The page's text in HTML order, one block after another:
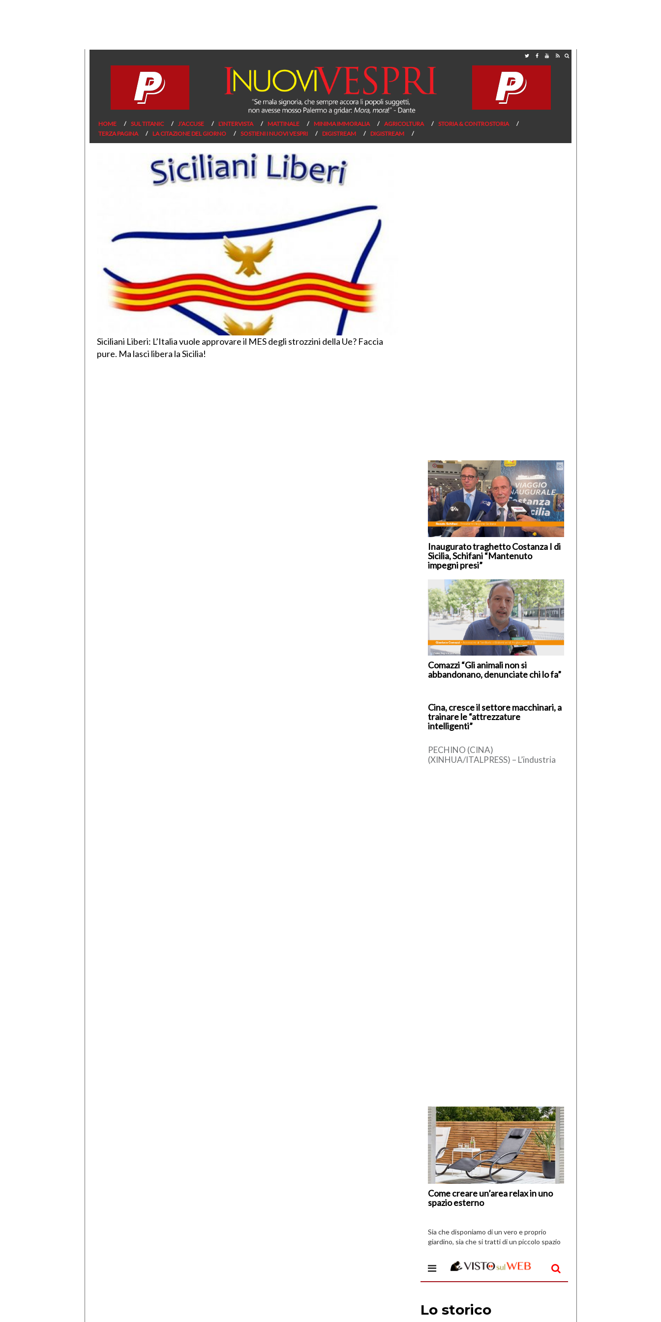
HOME SUL TITANIC J’ACCUSE L’INTERVISTA MATTINALE MINIMA IMMORALIA AGRICOLTURA
STORIA & CONTROSTORIA
TERZA PAGINA
LA CITAZIONE DEL GIORNO SOSTIENI I NUOVI VESPRI DIGISTREAM DIGISTREAM
Siciliani Liberi: L’Italia vuole approvare il MES degli strozzini della Ue? Faccia
pure. Ma lasci libera la Sicilia!
Inaugurato traghetto Costanza I di
Sicilia, Schifani “Mantenuto
impegni presi”
Comazzi “Gli animali non si
abbandonano, denunciate chi lo fa”
Cina, cresce il settore macchinari, a
trainare le “attrezzature
intelligenti”
PECHINO (CINA)
(XINHUA/ITALPRESS) – L’industria
Come creare un’area relax in uno
spazio esterno
di
I
Vespri
Sia che disponiamo di un vero e proprio
giardino, sia che si tratti di un piccolo spazio